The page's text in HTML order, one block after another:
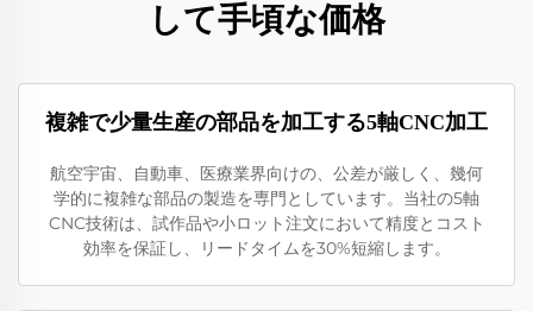
して手頃な価格
複雑で少量生産の部品を加工する5軸CNC加工
航空宇宙、自動車、医療業界向けの、公差が厳しく、幾何
学的に複雑な部品の製造を専門としています。当社の5軸
CNC技術は、試作品や小ロット注文において精度とコスト
効率を保証し、リードタイムを30%短縮します。